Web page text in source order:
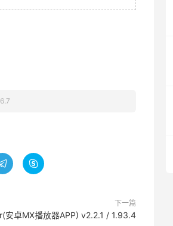

下一篇
安卓MX播放器APP) v2.2.1 / 1.93.4